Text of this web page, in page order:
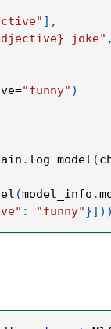
] ,
joke"
="funny" )
. log_model (
(model_info .
: "funny"}] )